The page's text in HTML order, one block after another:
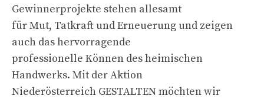
Gewinnerprojekte stehen allesamt
für Mut, Tatkraft und Erneuerung und zeigen
auch das hervorragende
professionelle Können des heimischen
Handwerks. Mit der Aktion
Niederösterreich GESTALTEN möchten wir